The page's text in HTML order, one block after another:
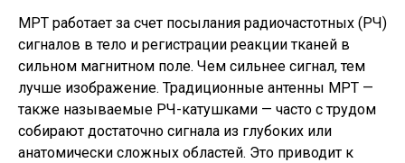
МРТ работает за счет посылания радиочастотных (РЧ)
сигналов в тело и регистрации реакции тканей в
сильном магнитном поле. Чем сильнее сигнал, тем
лучше изображение. Традиционные антенны МРТ —
также называемые РЧ-катушками — часто с трудом
собирают достаточно сигнала из глубоких или
анатомически сложных областей. Это приводит к